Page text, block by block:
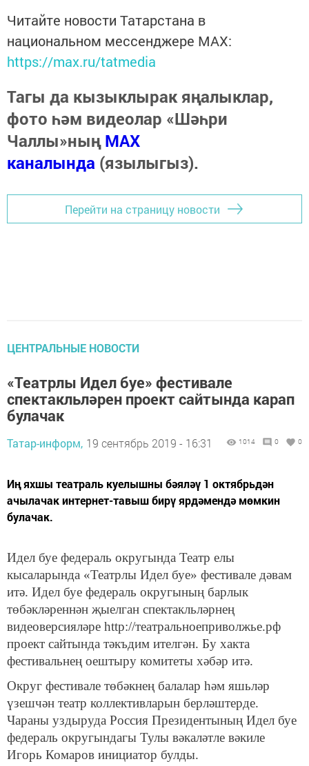
Читайте новости Татарстана в
национальном мессенджере MАХ:
https://max.ru/tatmedia
Тагы да кызыклырак яңалыклар,
фото һәм видеолар «Шәһри
Чаллы»ныңMAX
каналында (язылыгыз).
Перейти на страницу новости
ЦЕНТРАЛЬНЫЕ НОВОСТИ
«Театрлы Идел буе» фестивале
спектакльләрен проект сайтында карап
булачак
Татар-информ, 19 сентябрь 2019 - 16:31 1014 0 0
Иң яхшы театраль куелышны бәяләү 1 октябрьдән
ачылачак интернет-тавыш бирү ярдәмендә мөмкин
булачак.
Идел буе федераль округында Театр елы
кысаларында «Театрлы Идел буе» фестивале дәвам
итә. Идел буе федераль округының барлык
төбәкләреннән җыелган спектакльләрнең
видеоверсияләре http://театральноеприволжье.рф
проект сайтында тәкъдим ителгән. Бу хакта
фестивальнең оештыру комитеты хәбәр итә.
Округ фестивале төбәкнең балалар һәм яшьләр
үзешчән театр коллективларын берләштерде.
Чараны уздыруда Россия Президентының Идел буе
федераль округындагы Тулы вәкаләтле вәкиле
Игорь Комаров инициатор булды.